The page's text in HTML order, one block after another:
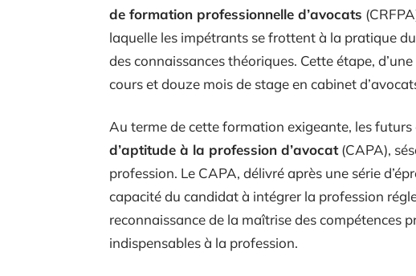
de formation professionnelle d’avocats
laquelle les impétrants se frottent à la pratique
des connaissances théoriques. Cette étape,
cours et douze mois de stage en cabinet
Au terme de cette formation exigeante, les
d’aptitude à la profession d’avocat(CAPA),
profession. Le CAPA, délivré après une série
capacité du candidat à intégrer la profession
reconnaissance de la maîtrise des compétences
indispensables à la profession.